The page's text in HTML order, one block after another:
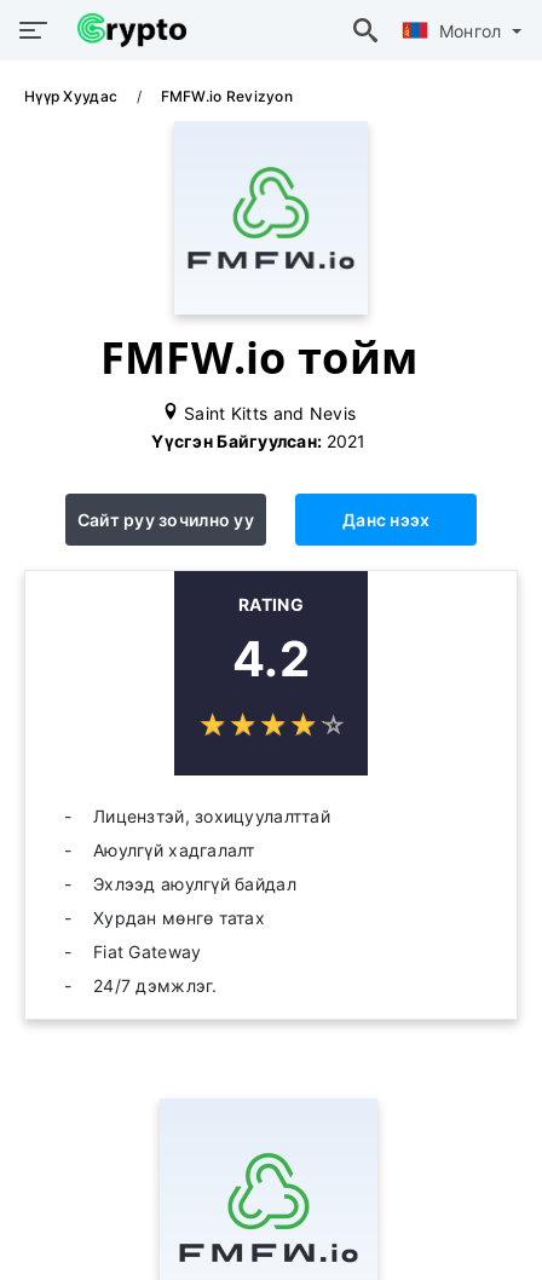
Монгол
Нүүр Хуудас FMFW.io Revizyon
FMFW.io тойм
Saint Kitts and Nevis
Үүсгэн Байгуулсан: 2021
Сайт руу зочилно уу Данс нээх
RATING
4.2
☆☆☆☆☆
★★★★★
Лицензтэй, зохицуулалттай
Аюулгүй хадгалалт
Эхлээд аюулгүй байдал
Хурдан мөнгө татах
Fiat Gateway
24/7 дэмжлэг.